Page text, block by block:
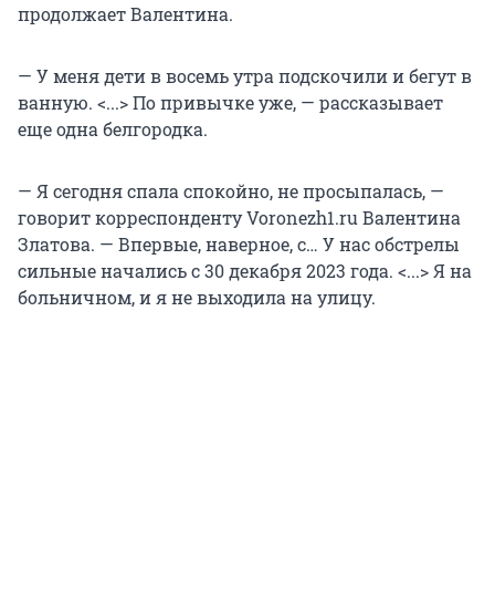
продолжает Валентина.
— У меня дети в восемь утра подскочили и бегут в
ванную. <...> По привычке уже, — рассказывает
еще одна белгородка.
— Я сегодня спала спокойно, не просыпалась, —
говорит корреспонденту Voronezh1.ru Валентина
Златова. — Впервые, наверное, с… У нас обстрелы
сильные начались с 30 декабря 2023 года. <...> Я на
больничном, и я не выходила на улицу.